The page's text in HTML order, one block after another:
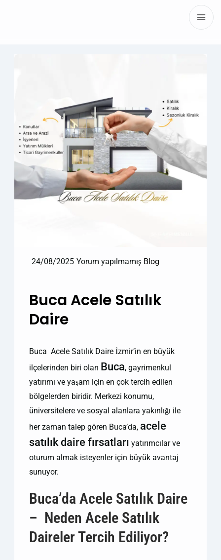
24/08/2025 Yorum yapılmamış Blog
Buca Acele Satılık
Daire
Buca Acele Satılık Daire İzmir’in en büyük
ilçelerinden biri olan Buca, gayrimenkul
yatırımı ve yaşam için en çok tercih edilen
bölgelerden biridir. Merkezi konumu,
üniversitelere ve sosyal alanlara yakınlığı ile
her zaman talep gören Buca’da, acele
satılık daire fırsatları yatırımcılar ve
oturum almak isteyenler için büyük avantaj
sunuyor.
Buca’da Acele Satılık Daire
– Neden Acele Satılık
Daireler Tercih Ediliyor?